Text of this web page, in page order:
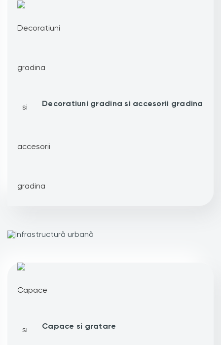
Decoratiuni gradina si accesorii gradina
Capace si gratare